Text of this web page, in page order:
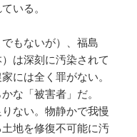
いる。
もないが）、福島
は深刻に汚染されて
には全く罪がない。
な「被害者」だ。
ない。物静かで我慢
地を修復不可能に汚